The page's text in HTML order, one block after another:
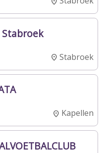
Stabroek
Kapellen